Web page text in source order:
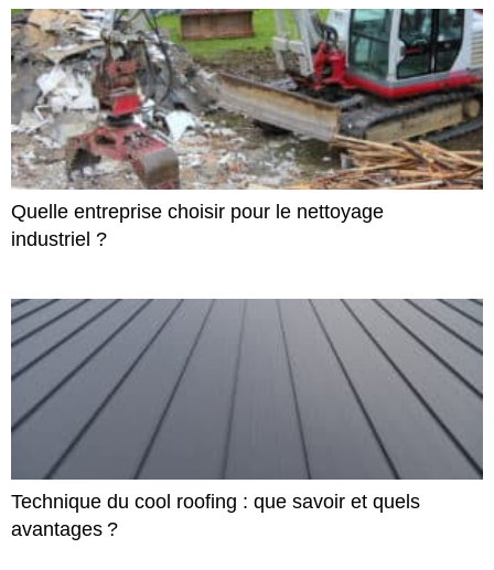
Quelle entreprise choisir pour le nettoyage
industriel ?
Technique du cool roofing : que savoir et quels
avantages ?